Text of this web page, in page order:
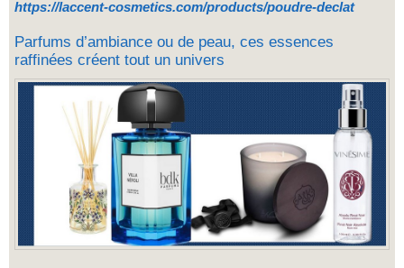
https://laccent-cosmetics.com/products/poudre-declat
Parfums d’ambiance ou de peau, ces essences
raffinées créent tout un univers